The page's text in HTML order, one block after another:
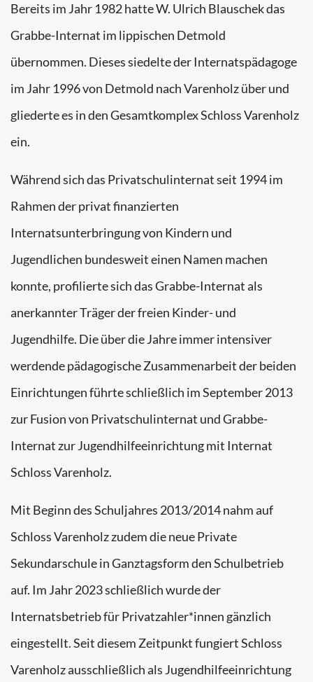
Bereits im Jahr 1982 hatte W. Ulrich Blauschek das
Grabbe-Internat im lippischen Detmold
übernommen. Dieses siedelte der Internatspädagoge
im Jahr 1996 von Detmold nach Varenholz über und
gliederte es in den Gesamtkomplex Schloss Varenholz
ein.
Während sich das Privatschulinternat seit 1994 im
Rahmen der privat finanzierten
Internatsunterbringung von Kindern und
Jugendlichen bundesweit einen Namen machen
konnte, profilierte sich das Grabbe-Internat als
anerkannter Träger der freien Kinder- und
Jugendhilfe. Die über die Jahre immer intensiver
werdende pädagogische Zusammenarbeit der beiden
Einrichtungen führte schließlich im September 2013
zur Fusion von Privatschulinternat und Grabbe-
Internat zur Jugendhilfeeinrichtung mit Internat
Schloss Varenholz.
Mit Beginn des Schuljahres 2013/2014 nahm auf
Schloss Varenholz zudem die neue Private
Sekundarschule in Ganztagsform den Schulbetrieb
auf. Im Jahr 2023 schließlich wurde der
Internatsbetrieb für Privatzahler*innen gänzlich
eingestellt. Seit diesem Zeitpunkt fungiert Schloss
Varenholz ausschließlich als Jugendhilfeeinrichtung